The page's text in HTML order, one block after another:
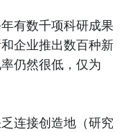
有数千项科研成果
企业推出数百种新
仍然很低，仅为
连接创造地（研究